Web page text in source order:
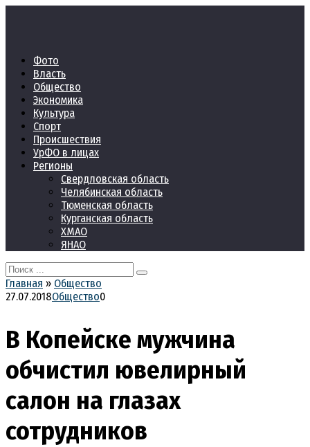
Фото
Власть
Общество
Экономика
Культура
Спорт
Происшествия
УрФО в лицах
Регионы
Свердловская область
Челябинская область
Тюменская область
Курганская область
ХМАО
ЯНАО
Search
for:
Главная » Общество
27.07.2018Общество0
В Копейске мужчина
обчистил ювелирный
салон на глазах
сотрудников